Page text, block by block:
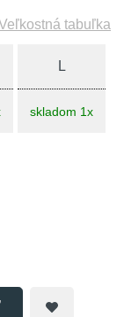
tabuľka
L
skladom 1x